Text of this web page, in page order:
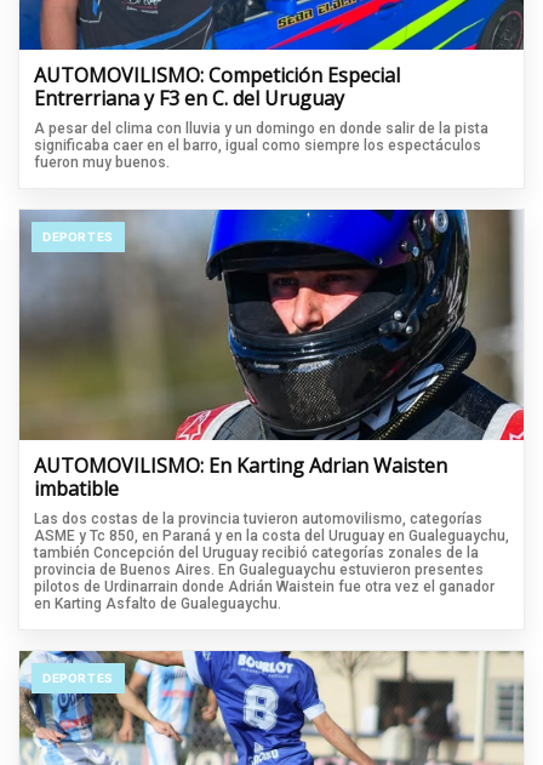
AUTOMOVILISMO: Competición Especial
Entrerriana y F3 en C. del Uruguay
A pesar del clima con lluvia y un domingo en donde salir de la pista
significaba caer en el barro, igual como siempre los espectáculos
fueron muy buenos.
DEPORTES
AUTOMOVILISMO: En Karting Adrian Waisten
imbatible
Las dos costas de la provincia tuvieron automovilismo, categorías
ASME y Tc 850, en Paraná y en la costa del Uruguay en Gualeguaychu,
también Concepción del Uruguay recibió categorías zonales de la
provincia de Buenos Aires. En Gualeguaychu estuvieron presentes
pilotos de Urdinarrain donde Adrián Waistein fue otra vez el ganador
en Karting Asfalto de Gualeguaychu.
DEPORTES